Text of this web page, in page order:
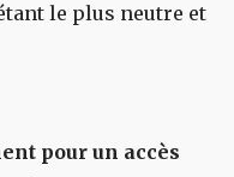
le plus neutre et
pour un accès